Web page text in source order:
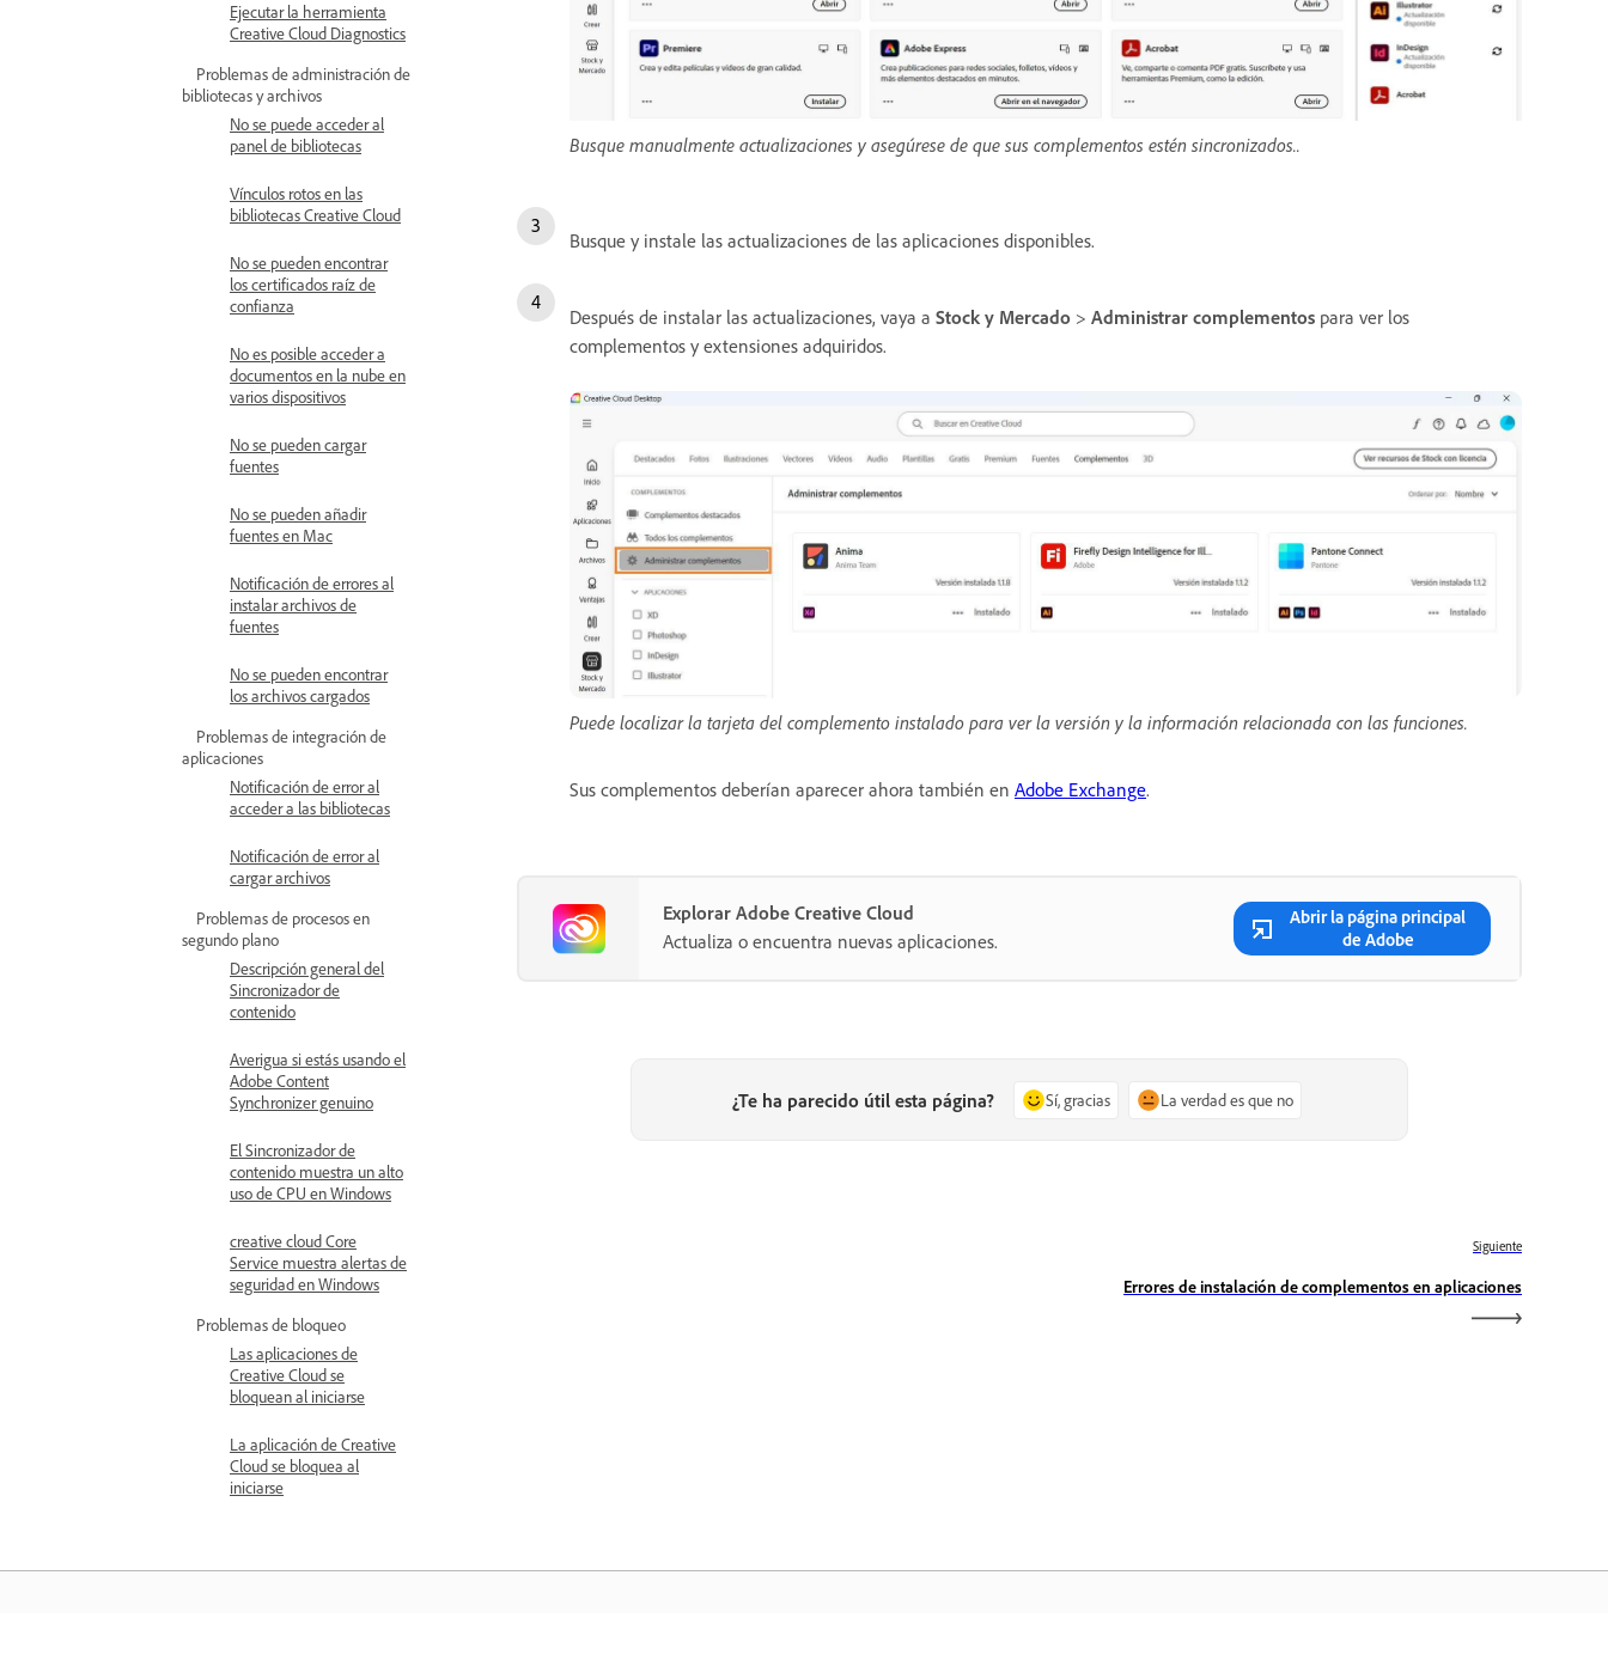
Ejecutar la herramienta
Creative Cloud Diagnostics
Problemas de administración de
bibliotecas y archivos
No se puede acceder al
panel de bibliotecas
Vínculos rotos en las
bibliotecas Creative Cloud
No se pueden encontrar
los certificados raíz de
confianza
No es posible acceder a
documentos en la nube en
varios dispositivos
No se pueden cargar
fuentes
No se pueden añadir
fuentes en Mac
Notificación de errores al
instalar archivos de
fuentes
No se pueden encontrar
los archivos cargados
Problemas de integración de
aplicaciones
Notificación de error al
acceder a las bibliotecas
Notificación de error al
cargar archivos
Problemas de procesos en
segundo plano
Descripción general del
Sincronizador de
contenido
Averigua si estás usando el
Adobe Content
Synchronizer genuino
El Sincronizador de
contenido muestra un alto
uso de CPU en Windows
creative cloud Core
Service muestra alertas de
seguridad en Windows
Problemas de bloqueo
Las aplicaciones de
Creative Cloud se
bloquean al iniciarse
La aplicación de Creative
Cloud se bloquea al
iniciarse
Busque manualmente actualizaciones y asegúrese de que sus complementos estén sincronizados..
Busque y instale las actualizaciones de las aplicaciones disponibles.
Después de instalar las actualizaciones, vaya a Stock y Mercado > Administrar complementos para ver los
complementos y extensiones adquiridos.
Puede localizar la tarjeta del complemento instalado para ver la versión y la información relacionada con las funciones.
Sus complementos deberían aparecer ahora también en Adobe Exchange.
Explorar Adobe Creative Cloud
Actualiza o encuentra nuevas aplicaciones.
Abrir la página principal
de Adobe
¿Te ha parecido útil esta página? Sí, gracias La verdad es que no
Siguiente
Errores de instalación de complementos en aplicaciones